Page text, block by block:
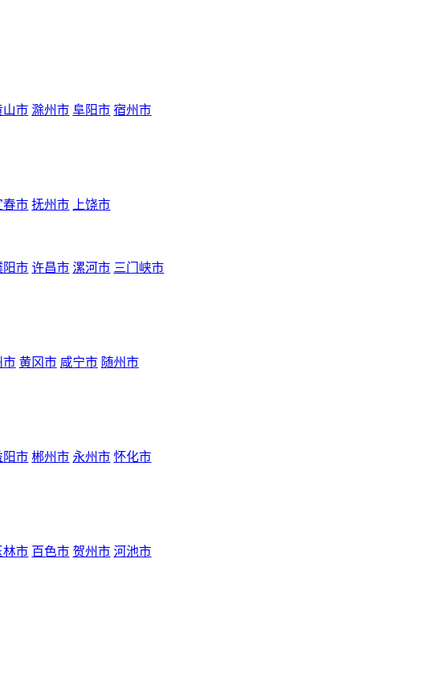
山市 滁州市 阜阳市 宿州市
春市 抚州市 上饶市
阳市 许昌市 漯河市 三门峡市
市 黄冈市 咸宁市 随州市
阳市 郴州市 永州市 怀化市
林市 百色市 贺州市 河池市